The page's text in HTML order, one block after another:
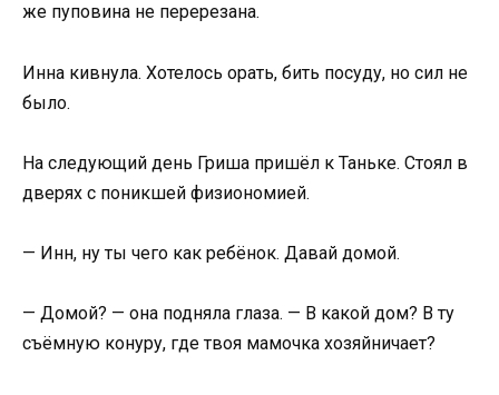
же пуповина не перерезана.
Инна кивнула. Хотелось орать, бить посуду, но сил не
было.
На следующий день Гриша пришёл к Таньке. Стоял в
дверях с поникшей физиономией.
— Инн, ну ты чего как ребёнок. Давай домой.
— Домой? — она подняла глаза. — В какой дом? В ту
съёмную конуру, где твоя мамочка хозяйничает?